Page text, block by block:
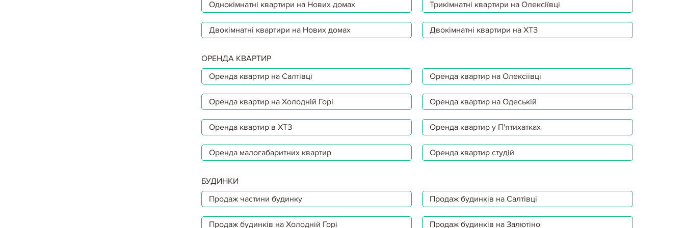
Однокімнатні квартири на Нових домах Трикімнатні квартири на Олексіївці
Двокімнатні квартири на Нових домах Двокімнатні квартири на ХТЗ
ОРЕНДА КВАРТИР
Оренда квартир на Салтівці
Оренда квартир на Олексіївці
Оренда квартир на Холодній Горі Оренда квартир на Одеській
Оренда квартир в ХТЗ Оренда квартир у П'ятихатках
Оренда малогабаритних квартир Оренда квартир студій
БУДИНКИ
Продаж частини будинку
Продаж будинків на Салтівці
Продаж будинків на Холодній Горі Продаж будинків на Залютіно